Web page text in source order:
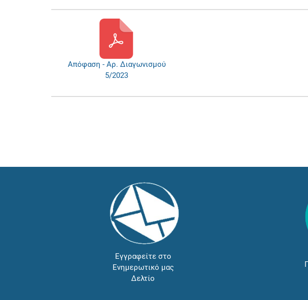
Απόφαση - Αρ. Διαγωνισμού
5/2023
Εγγραφείτε στο
Ενημερωτικό μας
Δελτίο